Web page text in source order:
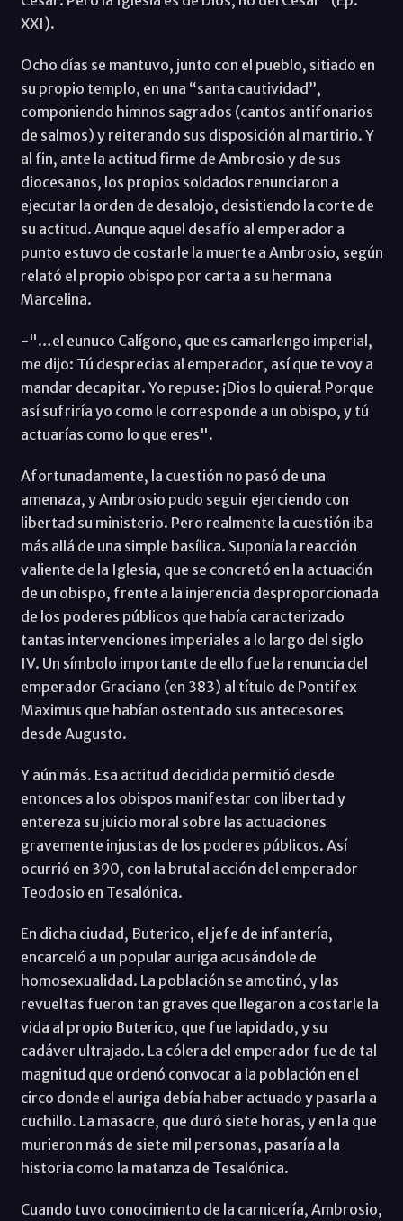
XXI).
Ocho días se mantuvo, junto con el pueblo, sitiado en
su propio templo, en una “santa cautividad”,
componiendo himnos sagrados (cantos antifonarios
de salmos) y reiterando sus disposición al martirio. Y
al fin, ante la actitud firme de Ambrosio y de sus
diocesanos, los propios soldados renunciaron a
ejecutar la orden de desalojo, desistiendo la corte de
su actitud. Aunque aquel desafío al emperador a
punto estuvo de costarle la muerte a Ambrosio, según
relató el propio obispo por carta a su hermana
Marcelina.
-"…el eunuco Calígono, que es camarlengo imperial,
me dijo: Tú desprecias al emperador, así que te voy a
mandar decapitar. Yo repuse: ¡Dios lo quiera! Porque
así sufriría yo como le corresponde a un obispo, y tú
actuarías como lo que eres".
Afortunadamente, la cuestión no pasó de una
amenaza, y Ambrosio pudo seguir ejerciendo con
libertad su ministerio. Pero realmente la cuestión iba
más allá de una simple basílica. Suponía la reacción
valiente de la Iglesia, que se concretó en la actuación
de un obispo, frente a la injerencia desproporcionada
de los poderes públicos que había caracterizado
tantas intervenciones imperiales a lo largo del siglo
IV. Un símbolo importante de ello fue la renuncia del
emperador Graciano (en 383) al título de Pontifex
Maximus que habían ostentado sus antecesores
desde Augusto.
Y aún más. Esa actitud decidida permitió desde
entonces a los obispos manifestar con libertad y
entereza su juicio moral sobre las actuaciones
gravemente injustas de los poderes públicos. Así
ocurrió en 390, con la brutal acción del emperador
Teodosio en Tesalónica.
En dicha ciudad, Buterico, el jefe de infantería,
encarceló a un popular auriga acusándole de
homosexualidad. La población se amotinó, y las
revueltas fueron tan graves que llegaron a costarle la
vida al propio Buterico, que fue lapidado, y su
cadáver ultrajado. La cólera del emperador fue de tal
magnitud que ordenó convocar a la población en el
circo donde el auriga debía haber actuado y pasarla a
cuchillo. La masacre, que duró siete horas, y en la que
murieron más de siete mil personas, pasaría a la
historia como la matanza de Tesalónica.
Cuando tuvo conocimiento de la carnicería, Ambrosio,